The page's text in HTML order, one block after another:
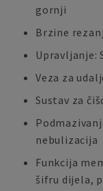
gornji
Brzine
Upravljanje:
Veza za
Sustav za
nebulizacija
Funkcija
šifru dijela,